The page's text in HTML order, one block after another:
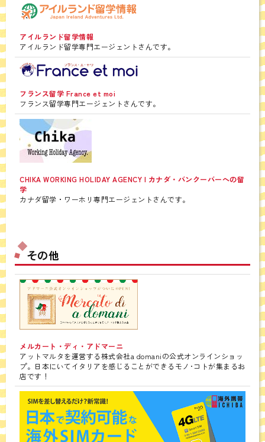
アイルランド留学情報
アイルランド留学専門エージェントさんです。
フランス留学 France et moi
フランス留学専門エージェントさんです。
CHIKA WORKING HOLIDAY AGENCY | カナダ・バンクーバーへの留
学
カナダ留学・ワーホリ専門エージェントさんです。
その他
メルカート・ディ・アドマーニ
アットマルタを運営する株式会社a domaniの公式オンラインショッ
プ。日本にいてイタリアを感じることができるモノ･コトが集まるお
店です！